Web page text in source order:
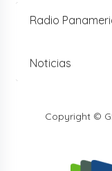
Radio
Noticias
Copyright ©